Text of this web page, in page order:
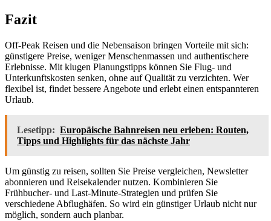
Fazit
Off-Peak Reisen und die Nebensaison bringen Vorteile mit sich:
günstigere Preise, weniger Menschenmassen und authentischere
Erlebnisse. Mit klugen Planungstipps können Sie Flug- und
Unterkunftskosten senken, ohne auf Qualität zu verzichten. Wer
flexibel ist, findet bessere Angebote und erlebt einen entspannteren
Urlaub.
Lesetipp: Europäische Bahnreisen neu erleben: Routen,
Tipps und Highlights für das nächste Jahr
Um günstig zu reisen, sollten Sie Preise vergleichen, Newsletter
abonnieren und Reisekalender nutzen. Kombinieren Sie
Frühbucher- und Last-Minute-Strategien und prüfen Sie
verschiedene Abflughäfen. So wird ein günstiger Urlaub nicht nur
möglich, sondern auch planbar.